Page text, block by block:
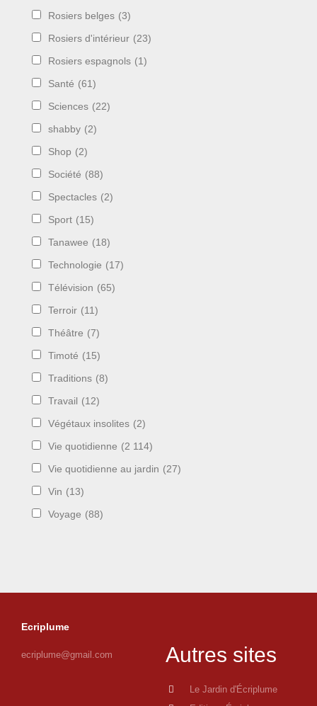
Rosiers belges (3)
Rosiers d'intérieur (23)
Rosiers espagnols (1)
Santé (61)
Sciences (22)
shabby (2)
Shop (2)
Société (88)
Spectacles (2)
Sport (15)
Tanawee (18)
Technologie (17)
Télévision (65)
Terroir (11)
Théâtre (7)
Timoté (15)
Traditions (8)
Travail (12)
Végétaux insolites (2)
Vie quotidienne (2 114)
Vie quotidienne au jardin (27)
Vin (13)
Voyage (88)
Ecriplume
ecriplume@gmail.com Autres sites
Le Jardin d'Écriplume